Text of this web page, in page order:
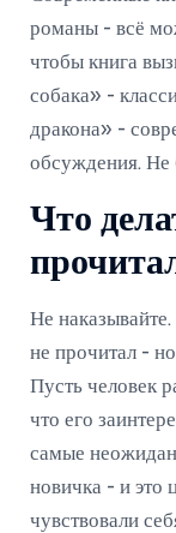
романы - всё
чтобы книга
собака» -
дракона» -
обсуждения. Не
Что
Не
не прочитал -
Пусть человек
что его
самые
новичка - и это
чувствовали